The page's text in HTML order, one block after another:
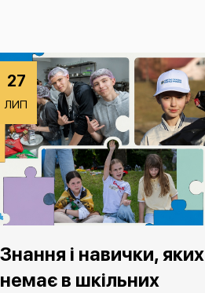
27
ЛИП
Знання і навички, яких
немає в шкільних